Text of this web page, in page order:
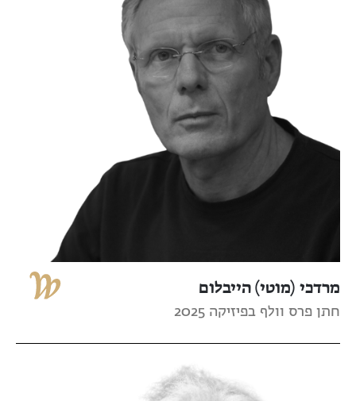
מרדכי (מוטי) הייבלום
חתן פרס וולף בפיזיקה 2025